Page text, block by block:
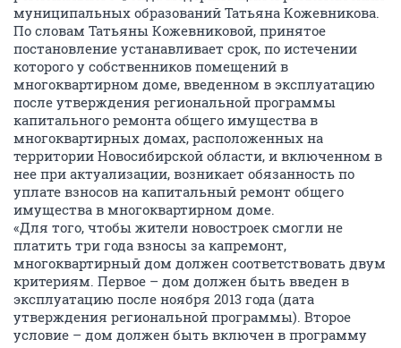
муниципальных образований Татьяна Кожевникова.
По словам Татьяны Кожевниковой, принятое
постановление устанавливает срок, по истечении
которого у собственников помещений в
многоквартирном доме, введенном в эксплуатацию
после утверждения региональной программы
капитального ремонта общего имущества в
многоквартирных домах, расположенных на
территории Новосибирской области, и включенном в
нее при актуализации, возникает обязанность по
уплате взносов на капитальный ремонт общего
имущества в многоквартирном доме.
«Для того, чтобы жители новостроек смогли не
платить три года взносы за капремонт,
многоквартирный дом должен соответствовать двум
критериям. Первое – дом должен быть введен в
эксплуатацию после ноября 2013 года (дата
утверждения региональной программы). Второе
условие – дом должен быть включен в программу